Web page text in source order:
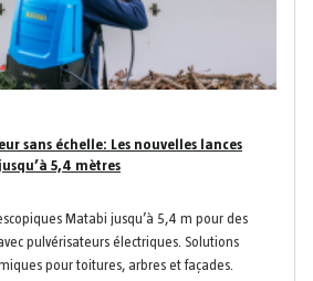
sans échelle: Les nouvelles lances
5,4 mètres
Matabi jusqu’à 5,4 m pour des
pulvérisateurs électriques. Solutions
pour toitures, arbres et façades.